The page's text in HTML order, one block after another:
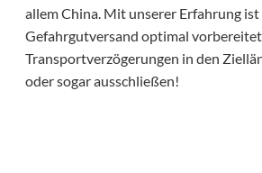
allem China. Mit unserer Erfahrung
Gefahrgutversand optimal vorbereitet
Transportverzögerungen in den
oder sogar ausschließen!